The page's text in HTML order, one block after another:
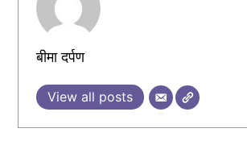
बीमा दर्पण
View all posts